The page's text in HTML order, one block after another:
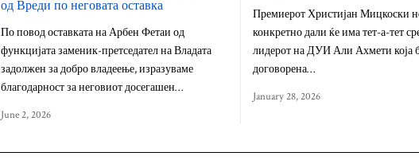
од Вреди по неговата оставка
По повод оставката на Арбен Фетаи од
функцијата заменик-претседател на Владата
задолжен за добро владеење, изразуваме
благодарност за неговиот досегашен…
June 2, 2026
Премиерот Христијан Мицкоски
конкретно дали ќе има тет-а-тет
лидерот на ДУИ Али Ахмети која
договорена…
January 28, 2026